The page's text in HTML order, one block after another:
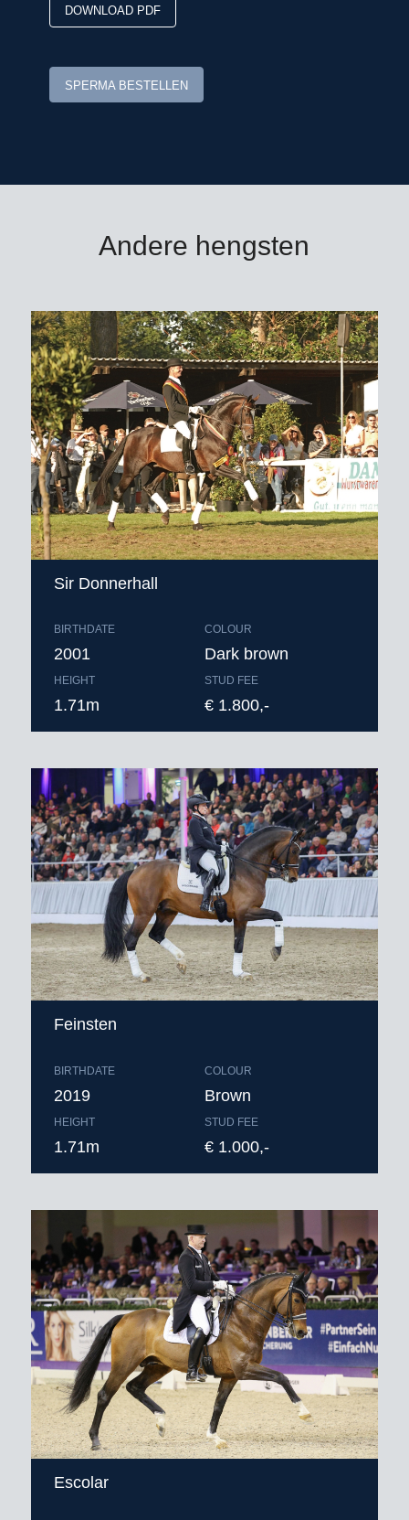
DOWNLOAD PDF
SPERMA BESTELLEN
Andere hengsten
Sir Donnerhall
BIRTHDATE
2001
HEIGHT
1.71m
COLOUR
Dark brown
STUD FEE
€ 1.800,-
Feinsten
BIRTHDATE
2019
HEIGHT
1.71m
COLOUR
Brown
STUD FEE
€ 1.000,-
Escolar